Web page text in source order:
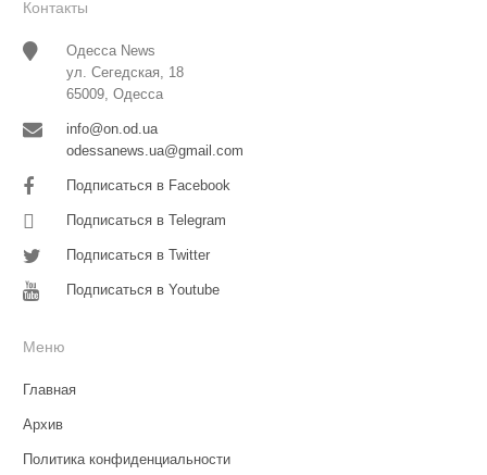
Контакты
Одесса News
ул. Сегедская, 18
65009, Одесса
info@on.od.ua
odessanews.ua@gmail.com
Подписаться в Facebook
Подписаться в Telegram
Подписаться в Twitter
Подписаться в Youtube
Меню
Главная
Архив
Политика конфиденциальности